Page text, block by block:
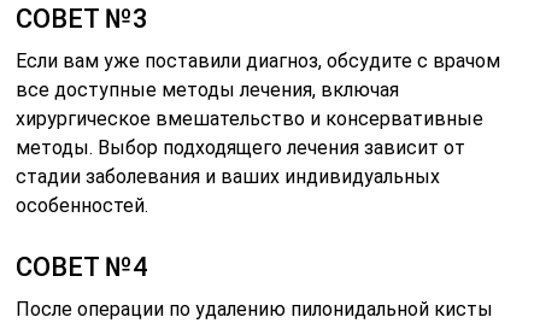
СОВЕТ №3
Если вам уже поставили диагноз, обсудите с врачом
все доступные методы лечения, включая
хирургическое вмешательство и консервативные
методы. Выбор подходящего лечения зависит от
стадии заболевания и ваших индивидуальных
особенностей.
СОВЕТ №4
После операции по удалению пилонидальной кисты